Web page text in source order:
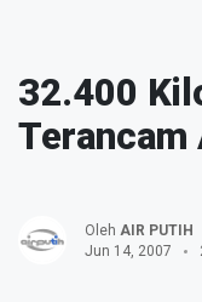
32.400
Terancam
Oleh AIR PUTIH
Jun 14, 2007